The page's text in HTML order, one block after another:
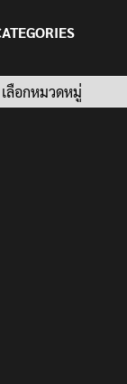
Categories